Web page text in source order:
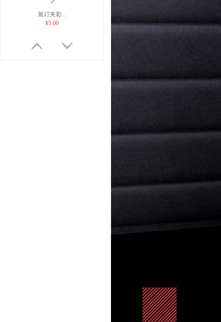
装订夹彩...
¥5.00